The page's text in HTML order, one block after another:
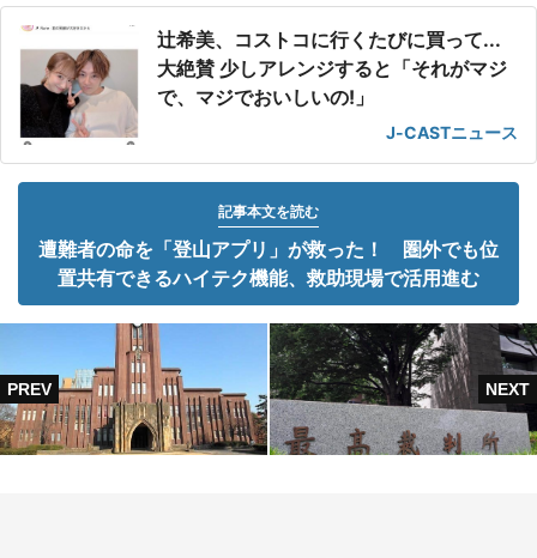
辻希美、コストコに行くたびに買って...
大絶賛 少しアレンジすると「それがマジ
で、マジでおいしいの!」
J-CASTニュース
記事本文を読む
遭難者の命を「登山アプリ」が救った！ 圏外でも位
置共有できるハイテク機能、救助現場で活用進む